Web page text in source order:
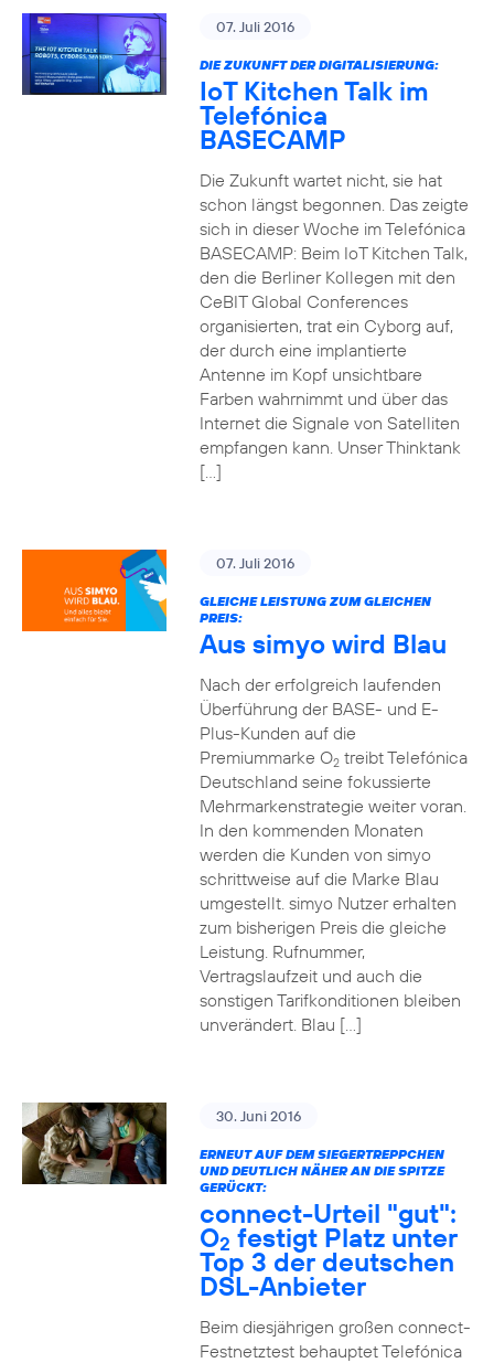
07. Juli 2016
DIE ZUKUNFT DER DIGITALISIERUNG:
IoT Kitchen Talk im
Telefónica
BASECAMP
Die Zukunft wartet nicht, sie hat
schon längst begonnen. Das zeigte
sich in dieser Woche im Telefónica
BASECAMP: Beim IoT Kitchen Talk,
den die Berliner Kollegen mit den
CeBIT Global Conferences
organisierten, trat ein Cyborg auf,
der durch eine implantierte
Antenne im Kopf unsichtbare
Farben wahrnimmt und über das
Internet die Signale von Satelliten
empfangen kann. Unser Thinktank
[…]
07. Juli 2016
GLEICHE LEISTUNG ZUM GLEICHEN
PREIS:
Aus simyo wird Blau
Nach der erfolgreich laufenden
Überführung der BASE- und E-
Plus-Kunden auf die
Premiummarke O2treibt Telefónica
Deutschland seine fokussierte
Mehrmarkenstrategie weiter voran.
In den kommenden Monaten
werden die Kunden von simyo
schrittweise auf die Marke Blau
umgestellt. simyo Nutzer erhalten
zum bisherigen Preis die gleiche
Leistung. Rufnummer,
Vertragslaufzeit und auch die
sonstigen Tarifkonditionen bleiben
unverändert. Blau […]
30. Juni 2016
ERNEUT AUF DEM SIEGERTREPPCHEN
UND DEUTLICH NÄHER AN DIE SPITZE
GERÜCKT:
connect-Urteil "gut":
O2 festigt Platz unter
Top 3 der deutschen
DSL-Anbieter
Beim diesjährigen großen connect-
Festnetztest behauptet Telefónica